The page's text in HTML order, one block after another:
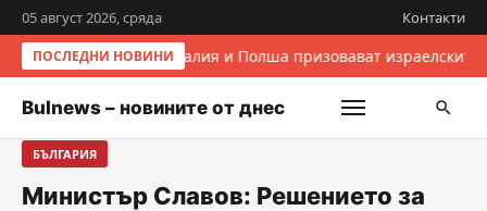
05 август 2026, сряда Контакти
ПОСЛЕДНИ НОВИНИИталия и Полша призовават
Bulnews – новините от днес
БЪЛГАРИЯ
Министър Славов: Решението за